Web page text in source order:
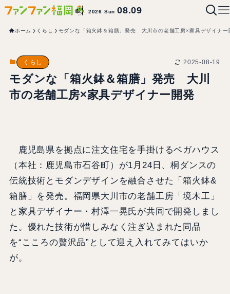
2026 Sun08.09
ホーム くらし モダンな「箱火鉢＆箱膳」発売 大川市の老舗工房×家具デザイナー
くらし 2025-08-19
モダンな「箱火鉢＆箱膳」発売 大川
市の老舗工房×家具デザイナー開発
鹿児島県を拠点に注文住宅を手掛けるベガハウス
（本社：鹿児島市石谷町）が1月24日、桐ダンスの
伝統技術とモダンデザインを融合させた「箱火鉢&
箱膳」を発売。福岡県大川市の老舗工房「境木工」
と家具デザイナー・村澤一晃氏が共同で開発しまし
た。優れた技術が惜しみなく注ぎ込まれた同品
を“こころの贅沢品”として迎え入れてみてはいか
が。